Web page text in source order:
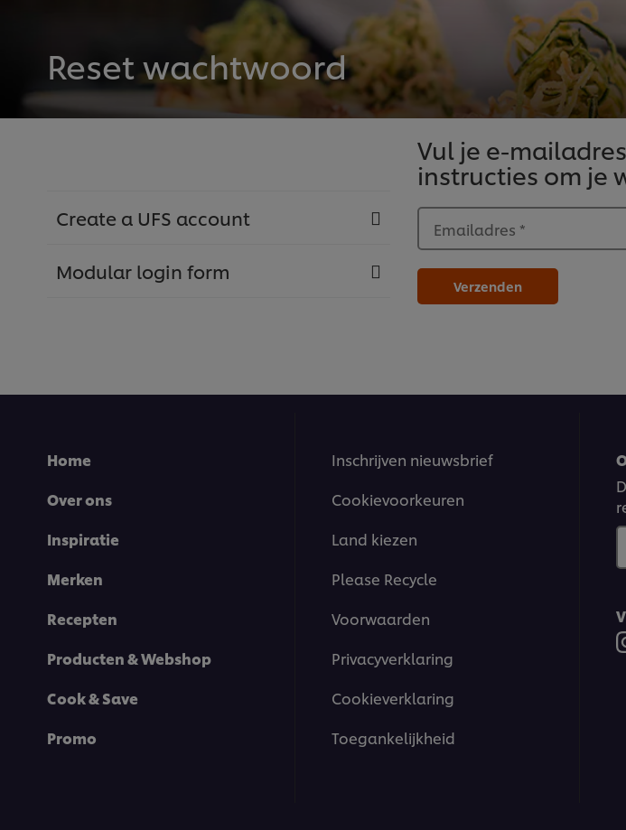
Reset wachtwoord
Vul je e-
instructies om je
Emailadres *
Verzenden
Create a UFS account
Modular login form
Home
Over ons
Inspiratie
Merken
Recepten
Producten & Webshop
Cook & Save
Promo
Inschrijven nieuwsbrief
Cookievoorkeuren
Land kiezen
Please Recycle
Voorwaarden
Privacyverklaring
Cookieverklaring
Toegankelijkheid